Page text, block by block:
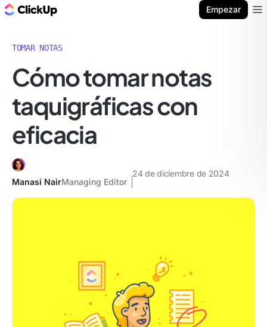
Empezar
TOMAR NOTAS
Cómo tomar notas
taquigráficas con
eficacia
Manasi NairManaging Editor
24 de diciembre de 2024